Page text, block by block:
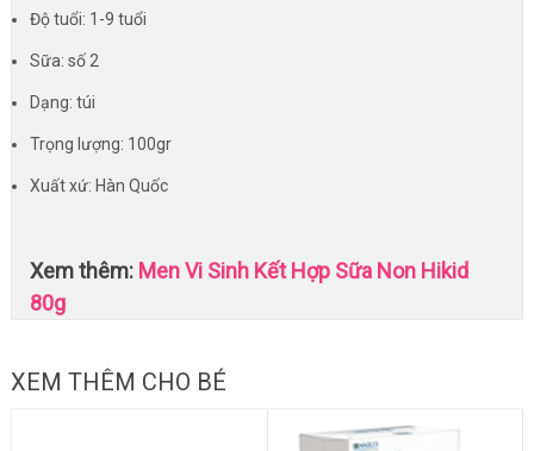
Độ tuổi: 1-9 tuổi
Sữa: số 2
Dạng: túi
Trọng lượng: 100gr
Xuất xứ: Hàn Quốc
Xem thêm: Men Vi Sinh Kết Hợp Sữa Non Hikid
80g
XEM THÊM CHO BÉ